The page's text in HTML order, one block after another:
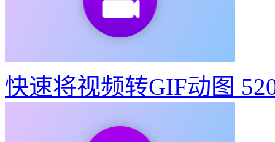
快速将视频转GIF动图